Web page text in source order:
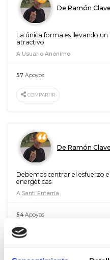
De Ramón
La única forma es llevando
atractivo
A Usuario Anónimo
57 Apoyos
COMPARTIR
De Ramón
Debemos centrar el esfuerzo
energéticas
A Santi Enterría
54Apoyos